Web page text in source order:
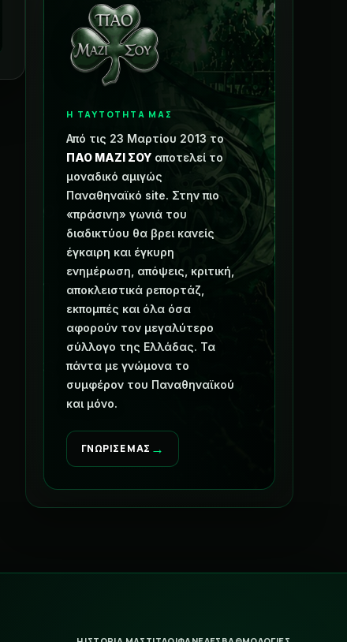
Η ΤΑΥΤΟΤΗΤΑ ΜΑΣ
Από τις 23 Μαρτίου 2013 το
ΠΑΟ ΜΑΖΙ ΣΟΥ αποτελεί το
μοναδικό αμιγώς
Παναθηναϊκό site. Στην πιο
«πράσινη» γωνιά του
διαδικτύου θα βρει κανείς
έγκαιρη και έγκυρη
ενημέρωση, απόψεις, κριτική,
αποκλειστικά ρεπορτάζ,
εκπομπές και όλα όσα
αφορούν τον μεγαλύτερο
σύλλογο της Ελλάδας. Τα
πάντα με γνώμονα το
συμφέρον του Παναθηναϊκού
και μόνο.
ΓΝΩΡΙΣΕ ΜΑΣ →